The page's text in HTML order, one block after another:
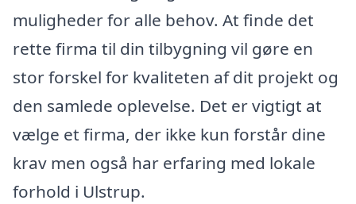
muligheder for alle behov. At finde det
rette firma til din tilbygning vil gøre en
stor forskel for kvaliteten af dit projekt og
den samlede oplevelse. Det er vigtigt at
vælge et firma, der ikke kun forstår dine
krav men også har erfaring med lokale
forhold i Ulstrup.